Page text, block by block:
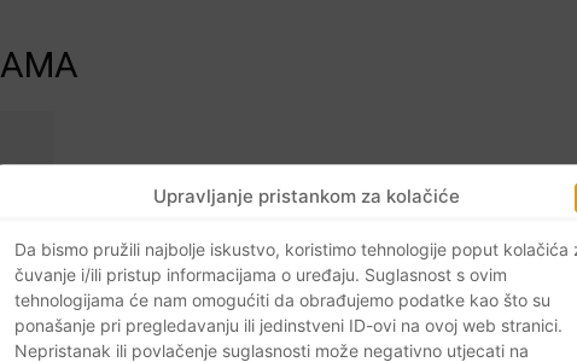
Upravljanje pristankom za kolačiće
Da bismo pružili najbolje iskustvo, koristimo tehnologije poput kolačića
čuvanje i/ili pristup informacijama o uređaju. Suglasnost s ovim
tehnologijama će nam omogućiti da obrađujemo podatke kao što su
ponašanje pri pregledavanju ili jedinstveni ID-ovi na ovoj web stranici.
Nepristanak ili povlačenje suglasnosti može negativno utjecati na